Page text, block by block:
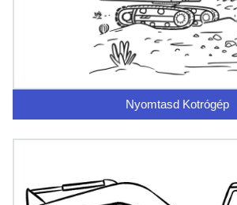
Nyomtasd Kotrógép